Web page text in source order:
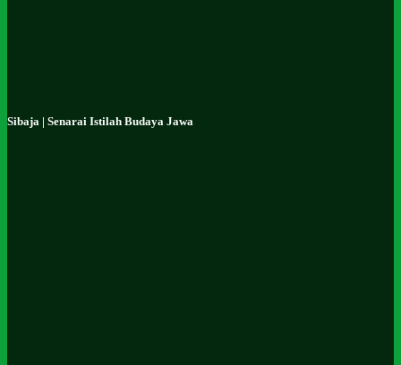
Sibaja | Senarai Istilah Budaya Jawa